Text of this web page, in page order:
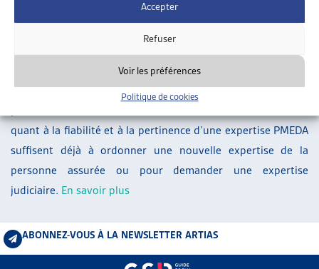
Accepter
Refuser
Voir les préférences
Politique de cookies
À la suite de la suspension de l’attribution des mandats
exigences strictes concernant l’appréciation de la valeur
probante des expertises PMEDA déjà ordonnées dans les
quant à la fiabilité et à la pertinence d’une expertise PMEDA
suffisent déjà à ordonner une nouvelle expertise de la
personne assurée ou pour demander une expertise
judiciaire. En savoir plus
ABONNEZ-VOUS À LA NEWSLETTER ARTIAS